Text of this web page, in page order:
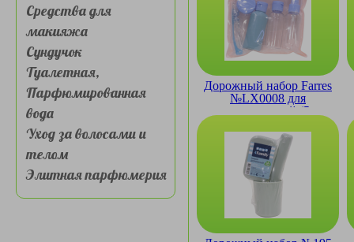
Средства для
макияжа
Сундучок
Туалетная,
Парфюмированная
вода
Уход за волосами и
телом
Элитная парфюмерия
Дорожный набор Farres
№LX0008 для
путешествий (5